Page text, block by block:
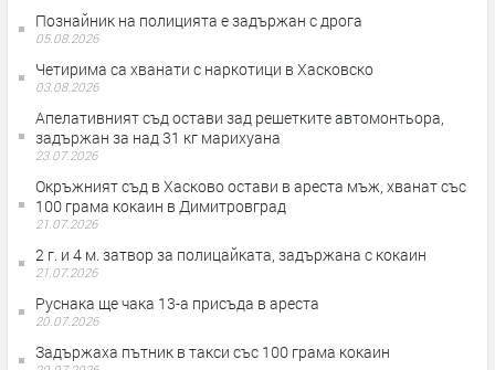
Познайник на полицията е задържан с дрога
05.08.2026
Четирима са хванати с наркотици в Хасковско
03.08.2026
Апелативният съд остави зад решетките автомонтьора,
задържан за над 31 кг марихуана
23.07.2026
Окръжният съд в Хасково остави в ареста мъж, хванат със
100 грама кокаин в Димитровград
21.07.2026
2 г. и 4 м. затвор за полицайката, задържана с кокаин
21.07.2026
Руснака ще чака 13-а присъда в ареста
20.07.2026
Задържаха пътник в такси със 100 грама кокаин